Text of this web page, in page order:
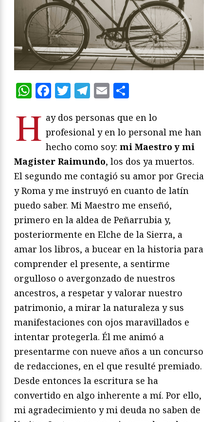
WhatsApp
Facebook
Twitter
Telegram
Email
H ay dos personas que en lo
profesional y en lo personal me han
hecho como soy: mi Maestro y mi
Magister Raimundo, los dos ya muertos.
El segundo me contagió su amor por Grecia
y Roma y me instruyó en cuanto de latín
puedo saber. Mi Maestro me enseñó,
primero en la aldea de Peñarrubia y,
posteriormente en Elche de la Sierra, a
amar los libros, a bucear en la historia para
comprender el presente, a sentirme
orgulloso o avergonzado de nuestros
ancestros, a respetar y valorar nuestro
patrimonio, a mirar la naturaleza y sus
manifestaciones con ojos maravillados e
intentar protegerla. Él me animó a
presentarme con nueve años a un concurso
de redacciones, en el que resulté premiado.
Desde entonces la escritura se ha
convertido en algo inherente a mí. Por ello,
mi agradecimiento y mi deuda no saben de